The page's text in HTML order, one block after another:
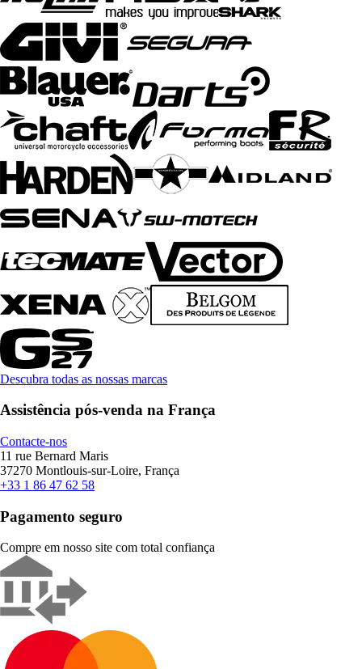
Descubra todas as nossas marcas
Assistência pós-venda na França
Contacte-nos
11 rue Bernard Maris
37270 Montlouis-sur-Loire, França
+33 1 86 47 62 58
Pagamento seguro
Compre em nosso site com total confiança